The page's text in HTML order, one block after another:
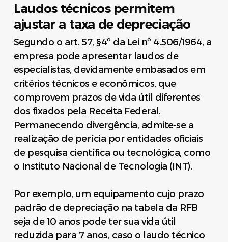
Laudos técnicos permitem
ajustar a taxa de depreciação
Segundo o art. 57, §4º da Lei nº 4.506/1964, a
empresa pode apresentar laudos de
especialistas, devidamente embasados em
critérios técnicos e econômicos, que
comprovem prazos de vida útil diferentes
dos fixados pela Receita Federal.
Permanecendo divergência, admite-se a
realização de perícia por entidades oficiais
de pesquisa científica ou tecnológica, como
o Instituto Nacional de Tecnologia (INT).
Por exemplo, um equipamento cujo prazo
padrão de depreciação na tabela da RFB
seja de 10 anos pode ter sua vida útil
reduzida para 7 anos, caso o laudo técnico